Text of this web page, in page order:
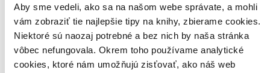
Aby sme vedeli, ako sa na našom webe správate, a mohli
vám zobraziť tie najlepšie tipy na knihy, zbierame cookies.
Niektoré sú naozaj potrebné a bez nich by naša stránka
vôbec nefungovala. Okrem toho používame analytické
cookies, ktoré nám umožňujú zisťovať, ako náš web
E-kniha PDF
3,00 €
Ihneď na stiahnutie
Máte čítačku, tablet alebo mobil? Stiahnite si do nich e-knihu:
budete ju mať hneď a ešte aj ušetríte život stromom. Viac